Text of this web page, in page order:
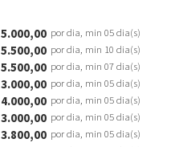
5.000,00 por dia, min 05 dia(s)
5.500,00 por dia, min 10 dia(s)
5.500,00 por dia, min 07 dia(s)
3.000,00 por dia, min 05 dia(s)
4.000,00 por dia, min 05 dia(s)
3.000,00 por dia, min 05 dia(s)
3.800,00 por dia, min 05 dia(s)